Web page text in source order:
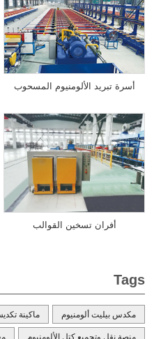
أسرة تبريد الألومنيوم المسحوب
أفران تسخين القوالب
Tags
مكدس بيليت ألومنيوم ماكينة